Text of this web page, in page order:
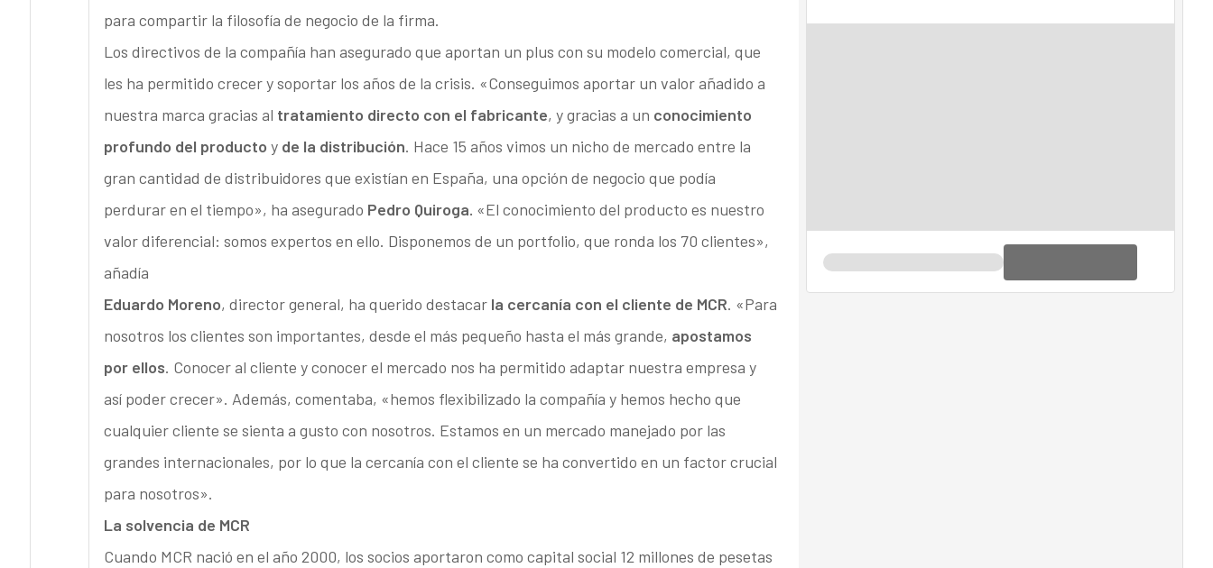
para compartir la filosofía de negocio de la firma.
Los directivos de la compañía han asegurado que aportan un plus con su modelo comercial, que
les ha permitido crecer y soportar los años de la crisis. «Conseguimos aportar un valor añadido a
nuestra marca gracias al tratamiento directo con el fabricante, y gracias a un conocimiento
profundo del producto y de la distribución. Hace 15 años vimos un nicho de mercado entre la
gran cantidad de distribuidores que existían en España, una opción de negocio que podía
perdurar en el tiempo», ha asegurado Pedro Quiroga. «El conocimiento del producto es nuestro
valor diferencial: somos expertos en ello. Disponemos de un portfolio, que ronda los 70 clientes»,
añadía
Eduardo Moreno, director general, ha querido destacar la cercanía con el cliente de MCR. «Para
nosotros los clientes son importantes, desde el más pequeño hasta el más grande, apostamos
por ellos. Conocer al cliente y conocer el mercado nos ha permitido adaptar nuestra empresa y
así poder crecer». Además, comentaba, «hemos flexibilizado la compañía y hemos hecho que
cualquier cliente se sienta a gusto con nosotros. Estamos en un mercado manejado por las
grandes internacionales, por lo que la cercanía con el cliente se ha convertido en un factor crucial
para nosotros».
La solvencia de MCR
Cuando MCR nació en el año 2000, los socios aportaron como capital social 12 millones de pesetas